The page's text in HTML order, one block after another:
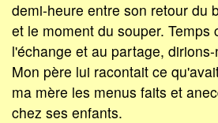
demi-heure entre son retour du
et le moment du souper. Temps
l'échange et au partage,
Mon père lui racontait ce
ma mère les menus faits et
chez ses enfants.